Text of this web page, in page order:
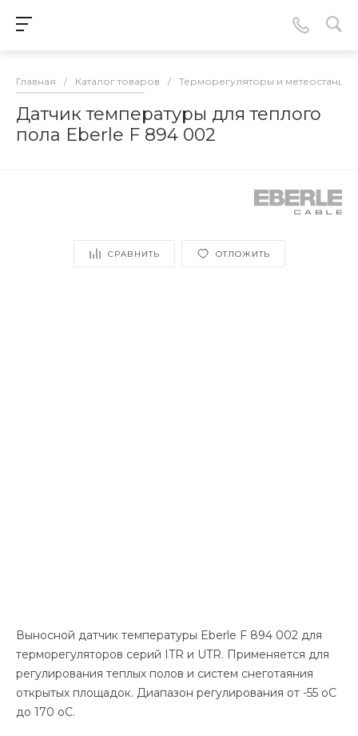
Главная / Каталог товаров / Терморегуляторы и
Датчик температуры для теплого
пола Eberle F 894 002
СРАВНИТЬ ОТЛОЖИТЬ
Выносной датчик температуры Eberle F 894 002 для
терморегуляторов серий ITR и UTR. Применяется для
регулирования теплых полов и систем снеготаяния
открытых площадок. Диапазон регулирования от -55 оС
до 170 оС.